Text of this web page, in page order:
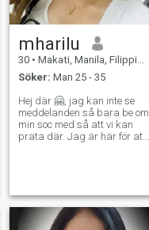
mharilu
30 • Makati, Manila, Filippinerna
Söker: Man 25 - 35
Hej där 🤗, jag kan inte se
meddelanden så bara be om
min soc med så att vi kan
prata där. Jag är här för att
mycket. Och älskar att lära
känna människor, dela
tankar och kulturer ❤️ jag